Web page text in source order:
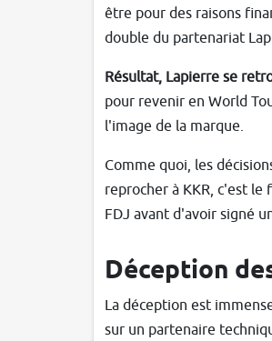
être pour des raisons
double du partenariat
Résultat, Lapierre se
pour revenir en World
l'image de la marque.
Comme quoi, les
reprocher à KKR, c'est
FDJ avant d'avoir signé
Déception
La déception est
sur un partenaire